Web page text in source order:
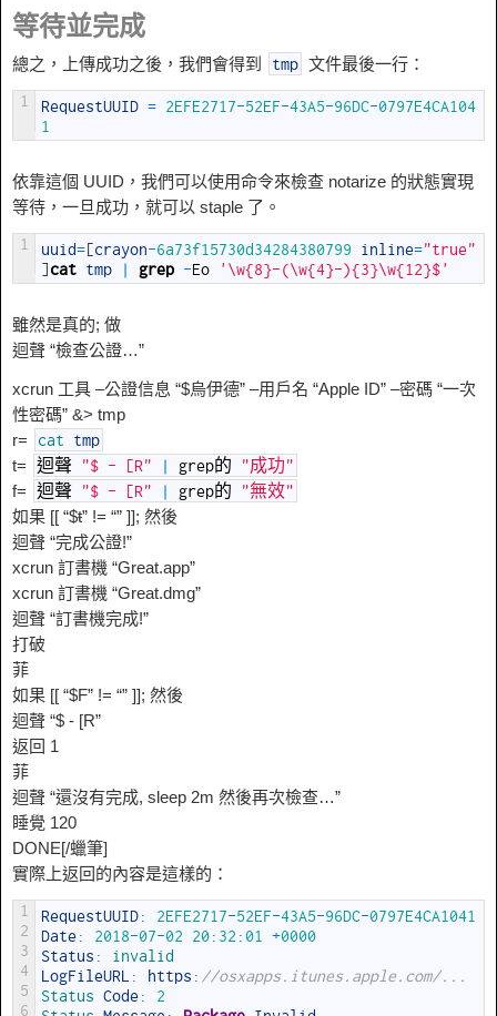
等待並完成
總之，上傳成功之後，我們會得到 tmp 文件最後一行：
1 RequestUUID = 2EFE2717-52EF-43A5-96DC-0797E4CA104
1
依靠這個 UUID，我們可以使用命令來檢查 notarize 的狀態實現
等待，一旦成功，就可以 staple 了。
1 uuid=[crayon-6a73f15730d34284380799 inline="true"
] cat tmp | grep -Eo '\w{8}-(\w{4}-){3}\w{12}$'
雖然是真的; 做
迴聲 “檢查公證…”
xcrun 工具 –公證信息 “$烏伊德” –用戶名 “Apple ID” –密碼 “一次
性密碼” &> tmp
r=
cat tmp
t= 迴聲 "$ - [R" | grep的 "成功"
f= 迴聲 "$ - [R" | grep的 "無效"
如果 [[ “$ŧ” != “” ]]; 然後
迴聲 “完成公證!”
xcrun 訂書機 “Great.app”
xcrun 訂書機 “Great.dmg”
迴聲 “訂書機完成!”
打破
菲
如果 [[ “$F” != “” ]]; 然後
迴聲 “$ - [R”
返回 1
菲
迴聲 “還沒有完成, sleep 2m 然後再次檢查…”
睡覺 120
DONE[/蠟筆]
實際上返回的內容是這樣的：
1
2
3
4
5
6
RequestUUID: 2EFE2717-52EF-43A5-96DC-0797E4CA1041
Date: 2018-07-02 20: 32 :01 +0000
Status :
invalid
LogFileURL : https : //osxapps.itunes.apple.com/...
Status Code:
2